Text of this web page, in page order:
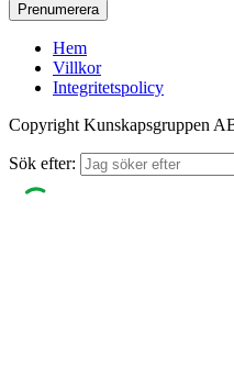
Prenumerera
Hem
Villkor
Integritetspolicy
Copyright Kunskapsgruppen
Sök efter: